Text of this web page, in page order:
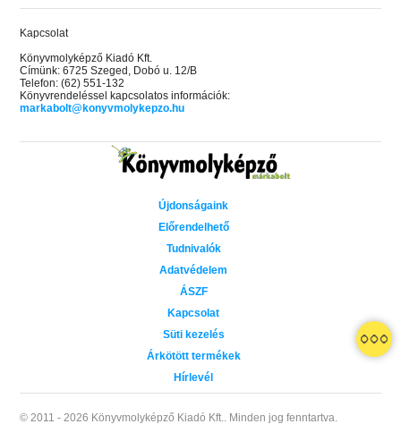
Kapcsolat
Könyvmolyképző Kiadó Kft.
Címünk: 6725 Szeged, Dobó u. 12/B
Telefon: (62) 551-132
Könyvrendeléssel kapcsolatos információk:
markabolt@konyvmolykepzo.hu
Újdonságaink
Előrendelhető
Tudnivalók
Adatvédelem
ÁSZF
Kapcsolat
Süti kezelés
Árkötött termékek
Hírlevél
© 2011 - 2026 Könyvmolyképző Kiadó Kft.. Minden jog fenntartva.